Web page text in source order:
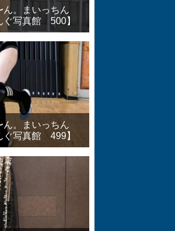
ん。まいっちん
ぐ写真館 500】
ん。まいっちん
ぐ写真館 499】